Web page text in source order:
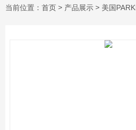
当前位置：首页 > 产品展示 > 美国